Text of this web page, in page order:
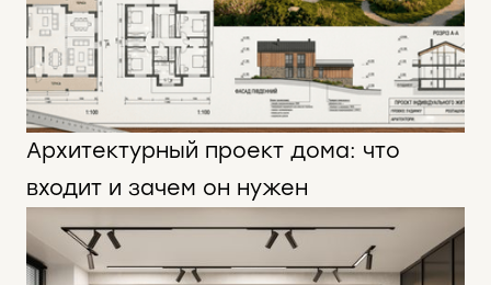
Архитектурный проект дома: что
входит и зачем он нужен